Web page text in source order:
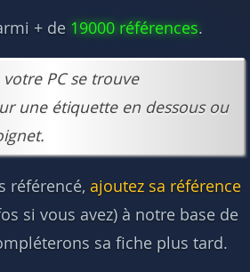
+ de 19000 références.
PC se trouve
une étiquette en dessous ou
référencé, ajoutez sa référence
si vous avez) à notre base de
sa fiche plus tard.